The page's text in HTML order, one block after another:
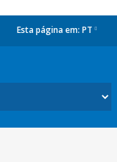
Esta página em: PT